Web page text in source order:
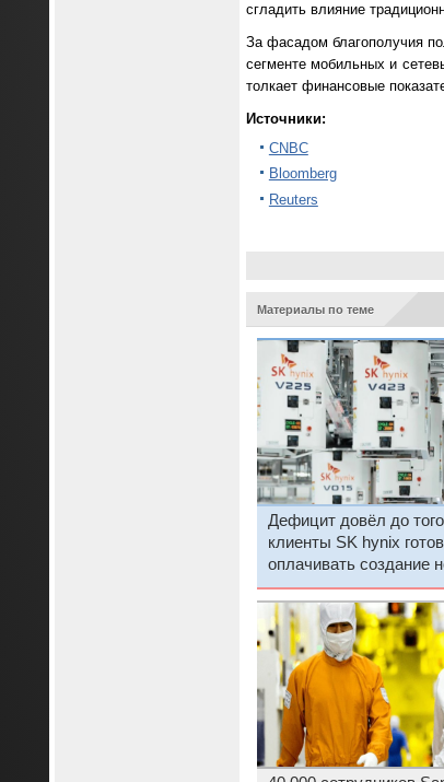
сгладить влияние
За фасадом благополучия
сегменте мобильных и
толкает финансовые
Источники:
CNBC
Bloomberg
Reuters
Материалы по теме
Дефицит довёл до
клиенты SK hynix
оплачивать создание
линий по выпуску